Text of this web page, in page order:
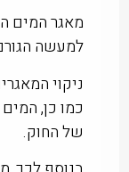
מאגר המים
למעשה
ניקוי
כמו כן,
של החוק.